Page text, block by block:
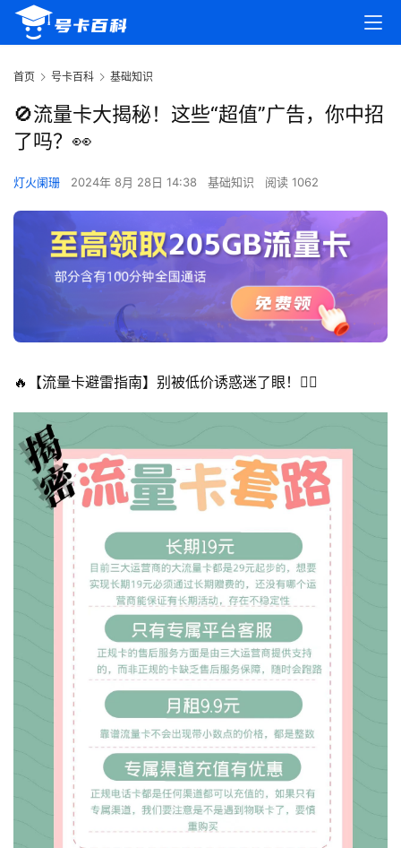
首页 号卡百科 基础知识
🚫流量卡大揭秘！这些“超值”广告，你中招
了吗？👀
灯火阑珊 2024年 8月 28日 14:38 基础知识 阅读 1062
🔥【流量卡避雷指南】别被低价诱惑迷了眼！😵‍💫